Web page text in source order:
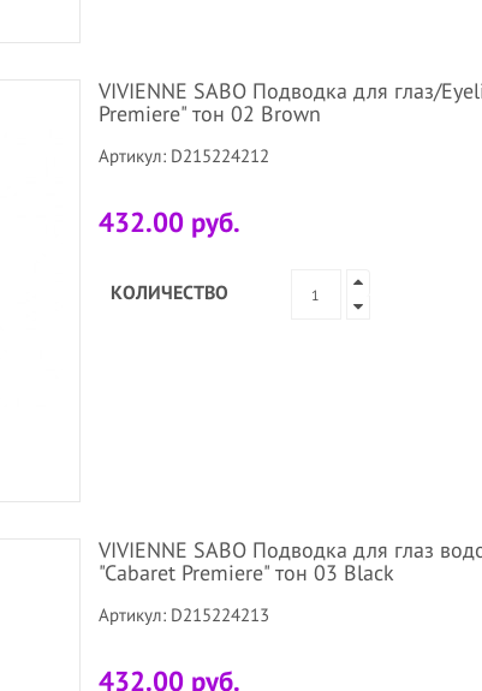
VIVIENNE SABO Подводка для глаз/
Premiere" тон 02 Brown
Артикул: D215224212
432.00 руб.
КОЛИЧЕСТВО
VIVIENNE SABO Подводка для глаз
"Cabaret Premiere" тон 03 Black
Артикул: D215224213
432.00 руб.